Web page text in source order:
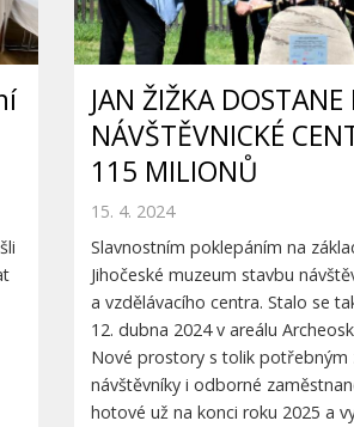
JAN ŽIŽKA DOSTANE
NÁVŠTĚVNICKÉ
115 MILIONŮ
15. 4. 2024
Slavnostním poklepáním na
Jihočeské muzeum stavbu
a vzdělávacího centra. Stalo se
12. dubna 2024 v areálu
Nové prostory s tolik potřebným
návštěvníky i odborné
hotové už na konci roku 2025 a